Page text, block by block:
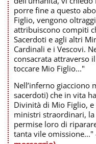
porre fine a questo
Figlio, vengono
attribuiscono compiti
Sacerdoti e agli altri
Cardinali e i Vescovi.
consacrata attraverso
toccare Mio Figlio..."
Nell’inferno giacciono
sacerdoti) che in vita
Divinità di Mio Figlio,
ministri straordinari,
permise loro di
tanta vile omissione..."